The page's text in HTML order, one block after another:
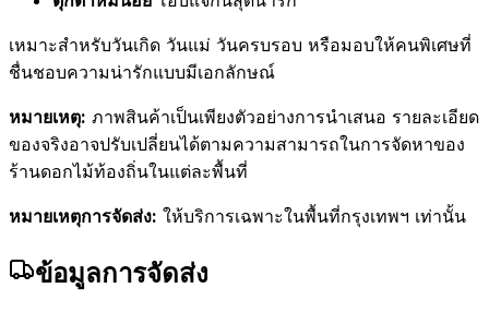
เหมาะสำหรับวันเกิด วันแม่ วันครบรอบ หรือมอบให้คนพิเศษที่
ชื่นชอบความน่ารักแบบมีเอกลักษณ์
หมายเหตุ: ภาพสินค้าเป็นเพียงตัวอย่างการนำเสนอ รายละเอียด
ของจริงอาจปรับเปลี่ยนได้ตามความสามารถในการจัดหาของ
ร้านดอกไม้ท้องถิ่นในแต่ละพื้นที่
หมายเหตุการจัดส่ง: ให้บริการเฉพาะในพื้นที่กรุงเทพฯ เท่านั้น
ข้อมูลการจัดส่ง